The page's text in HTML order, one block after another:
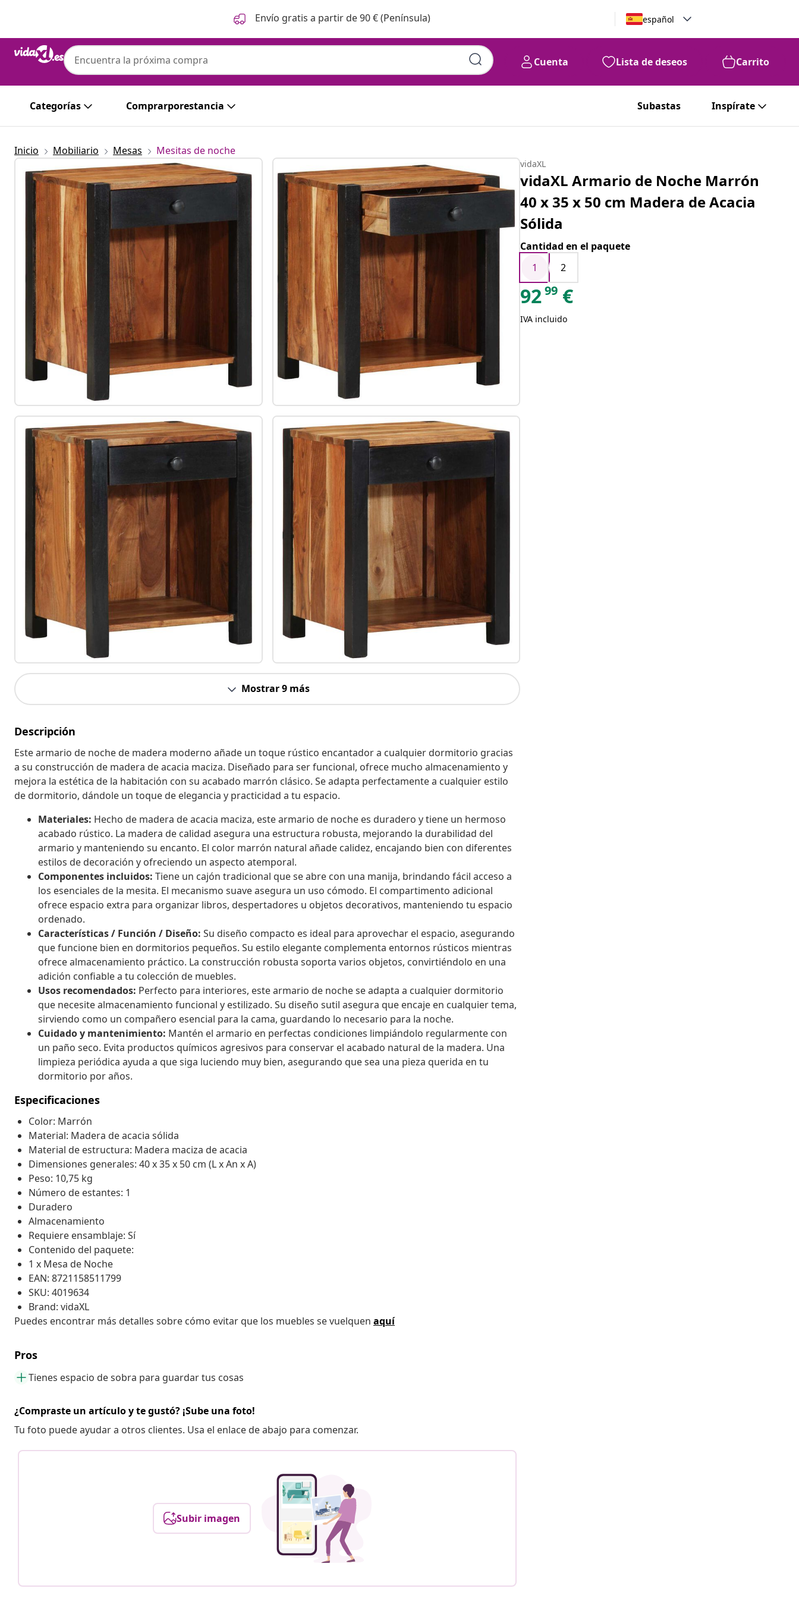
Envío gratis a partir de 90 € (Península) español
Cuenta Lista de deseos Carrito
Categorías Comprarporestancia Subastas Inspírate
Inicio Mobiliario Mesas Mesitas de noche
Mostrar 9 más
Descripción
Este armario de noche de madera moderno añade un toque rústico encantador a cualquier dormitorio gracias
a su construcción de madera de acacia maciza. Diseñado para ser funcional, ofrece mucho almacenamiento y
mejora la estética de la habitación con su acabado marrón clásico. Se adapta perfectamente a cualquier estilo
de dormitorio, dándole un toque de elegancia y practicidad a tu espacio.
Materiales: Hecho de madera de acacia maciza, este armario de noche es duradero y tiene un hermoso
acabado rústico. La madera de calidad asegura una estructura robusta, mejorando la durabilidad del
armario y manteniendo su encanto. El color marrón natural añade calidez, encajando bien con diferentes
estilos de decoración y ofreciendo un aspecto atemporal.
Componentes incluidos: Tiene un cajón tradicional que se abre con una manija, brindando fácil acceso a
los esenciales de la mesita. El mecanismo suave asegura un uso cómodo. El compartimento adicional
ofrece espacio extra para organizar libros, despertadores u objetos decorativos, manteniendo tu espacio
ordenado.
Características / Función / Diseño: Su diseño compacto es ideal para aprovechar el espacio, asegurando
que funcione bien en dormitorios pequeños. Su estilo elegante complementa entornos rústicos mientras
ofrece almacenamiento práctico. La construcción robusta soporta varios objetos, convirtiéndolo en una
adición confiable a tu colección de muebles.
Usos recomendados: Perfecto para interiores, este armario de noche se adapta a cualquier dormitorio
que necesite almacenamiento funcional y estilizado. Su diseño sutil asegura que encaje en cualquier tema,
sirviendo como un compañero esencial para la cama, guardando lo necesario para la noche.
Cuidado y mantenimiento: Mantén el armario en perfectas condiciones limpiándolo regularmente con
un paño seco. Evita productos químicos agresivos para conservar el acabado natural de la madera. Una
limpieza periódica ayuda a que siga luciendo muy bien, asegurando que sea una pieza querida en tu
dormitorio por años.
Especificaciones
Color: Marrón
Material: Madera de acacia sólida
Material de estructura: Madera maciza de acacia
Dimensiones generales: 40 x 35 x 50 cm (L x An x A)
Peso: 10,75 kg
Número de estantes: 1
Duradero
Almacenamiento
Requiere ensamblaje: Sí
Contenido del paquete:
1 x Mesa de Noche
EAN: 8721158511799
SKU: 4019634
Brand: vidaXL
Puedes encontrar más detalles sobre cómo evitar que los muebles se vuelquen aquí
Pros
Tienes espacio de sobra para guardar tus cosas
¿Compraste un artículo y te gustó? ¡Sube una foto!
Tu foto puede ayudar a otros clientes. Usa el enlace de abajo para comenzar.
Subir imagen
vidaXL
vidaXL Armario de Noche Marrón
40 x 35 x 50 cm Madera de Acacia
Sólida
Cantidad en el paquete
1
2
9299 €
IVA incluido